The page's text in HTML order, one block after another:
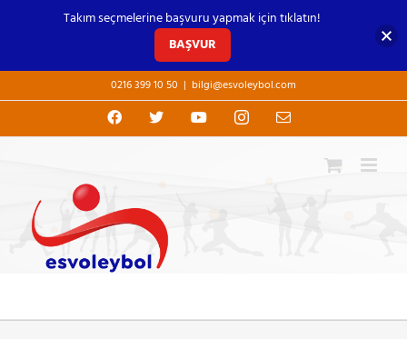
to
0216 399 10 50 | bilgi@esvoleybol.com
Facebook
X YouTubeInstagram
E-
Takım seçmelerine başvuru yapmak için tıklatın!
BAŞVUR